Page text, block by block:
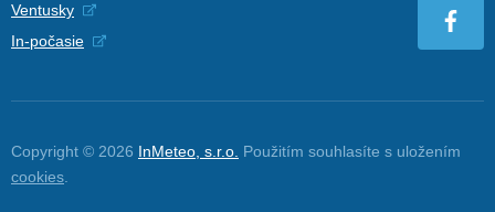
Ventusky
In-počasie
Copyright © 2026 InMeteo, s.r.o. Použitím souhlasíte s uložením
cookies